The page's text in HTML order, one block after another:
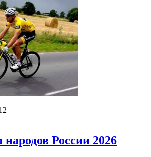
России 2026